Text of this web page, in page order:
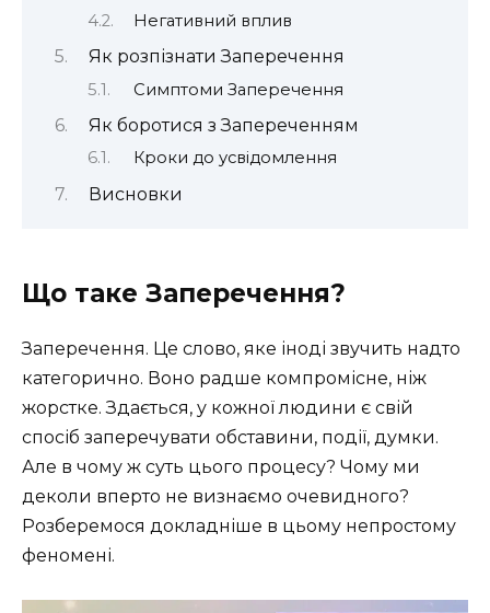
Негативний вплив
Як розпізнати Заперечення
Симптоми Заперечення
Як боротися з Запереченням
Кроки до усвідомлення
Висновки
Що таке Заперечення?
Заперечення. Це слово, яке іноді звучить надто
категорично. Воно радше компромісне, ніж
жорстке. Здається, у кожної людини є свій
спосіб заперечувати обставини, події, думки.
Але в чому ж суть цього процесу? Чому ми
деколи вперто не визнаємо очевидного?
Розберемося докладніше в цьому непростому
феномені.